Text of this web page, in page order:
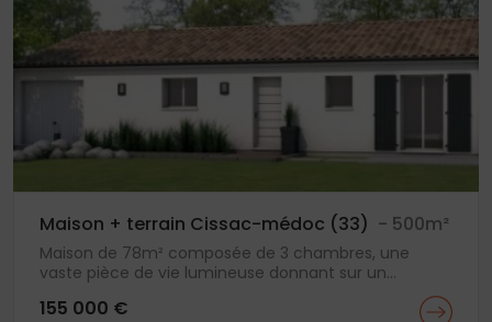
Maison + terrain Cissac-médoc (33) - 500m²
Maison de 78m² composée de 3 chambres, une
vaste pièce de vie lumineuse donnant sur un...
155 000 €